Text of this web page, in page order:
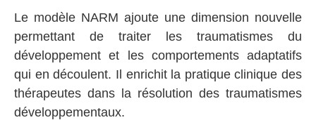
Le modèle NARM ajoute une dimension nouvelle
permettant de traiter les traumatismes du
développement et les comportements adaptatifs
qui en découlent. Il enrichit la pratique clinique des
thérapeutes dans la résolution des traumatismes
développementaux.